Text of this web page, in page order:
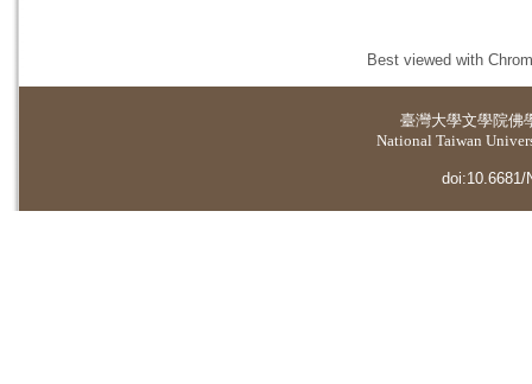
Best viewed with
臺灣大學文學院佛
National Taiwan
doi:10.6681/